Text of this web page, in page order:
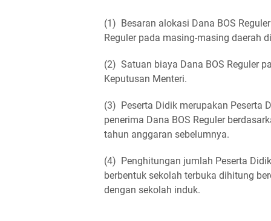
(1) Besaran alokasi Dana BOS
Reguler pada masing-masing daerah
(2) Satuan biaya Dana BOS Reguler
Keputusan Menteri.
(3) Peserta Didik merupakan Peserta
penerima Dana BOS Reguler
tahun anggaran sebelumnya.
(4) Penghitungan jumlah Peserta
berbentuk sekolah terbuka dihitung
dengan sekolah induk.